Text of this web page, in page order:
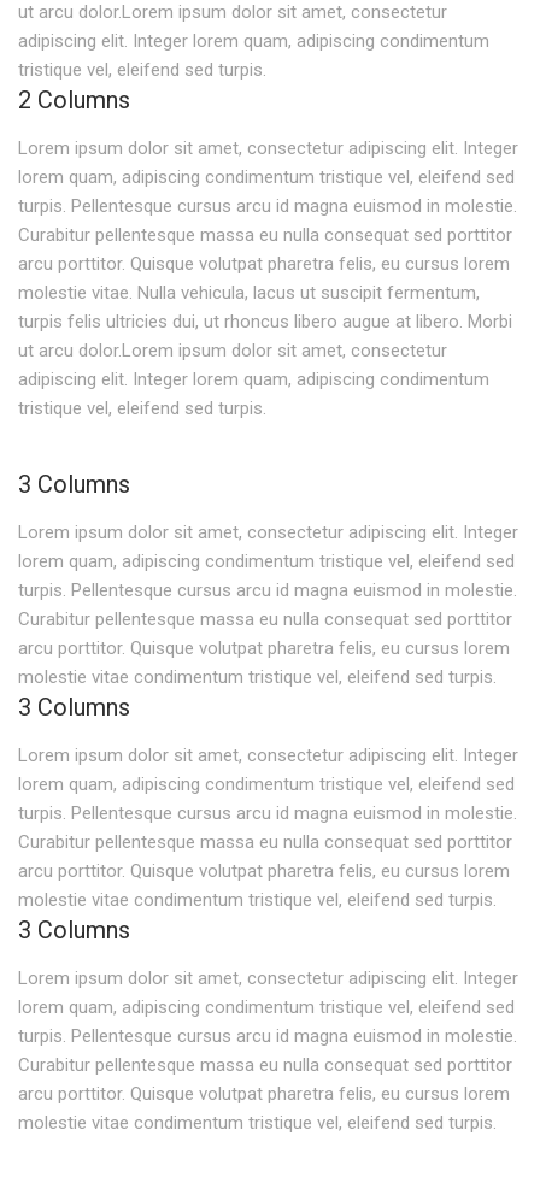
ut arcu dolor.Lorem ipsum dolor sit amet, consectetur
adipiscing elit. Integer lorem quam, adipiscing condimentum
tristique vel, eleifend sed turpis.
2 Columns
Lorem ipsum dolor sit amet, consectetur adipiscing elit. Integer
lorem quam, adipiscing condimentum tristique vel, eleifend sed
turpis. Pellentesque cursus arcu id magna euismod in molestie.
Curabitur pellentesque massa eu nulla consequat sed porttitor
arcu porttitor. Quisque volutpat pharetra felis, eu cursus lorem
molestie vitae. Nulla vehicula, lacus ut suscipit fermentum,
turpis felis ultricies dui, ut rhoncus libero augue at libero. Morbi
ut arcu dolor.Lorem ipsum dolor sit amet, consectetur
adipiscing elit. Integer lorem quam, adipiscing condimentum
tristique vel, eleifend sed turpis.
3 Columns
Lorem ipsum dolor sit amet, consectetur adipiscing elit. Integer
lorem quam, adipiscing condimentum tristique vel, eleifend sed
turpis. Pellentesque cursus arcu id magna euismod in molestie.
Curabitur pellentesque massa eu nulla consequat sed porttitor
arcu porttitor. Quisque volutpat pharetra felis, eu cursus lorem
molestie vitae condimentum tristique vel, eleifend sed turpis.
3 Columns
Lorem ipsum dolor sit amet, consectetur adipiscing elit. Integer
lorem quam, adipiscing condimentum tristique vel, eleifend sed
turpis. Pellentesque cursus arcu id magna euismod in molestie.
Curabitur pellentesque massa eu nulla consequat sed porttitor
arcu porttitor. Quisque volutpat pharetra felis, eu cursus lorem
molestie vitae condimentum tristique vel, eleifend sed turpis.
3 Columns
Lorem ipsum dolor sit amet, consectetur adipiscing elit. Integer
lorem quam, adipiscing condimentum tristique vel, eleifend sed
turpis. Pellentesque cursus arcu id magna euismod in molestie.
Curabitur pellentesque massa eu nulla consequat sed porttitor
arcu porttitor. Quisque volutpat pharetra felis, eu cursus lorem
molestie vitae condimentum tristique vel, eleifend sed turpis.